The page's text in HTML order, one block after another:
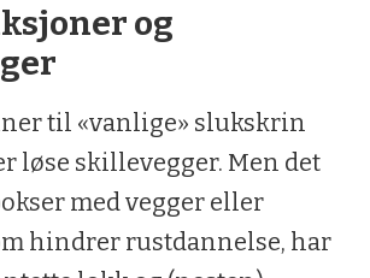
og
til «vanlige» slukskrin
løse skillevegger. Men det
med vegger eller
hindrer rustdannelse, har